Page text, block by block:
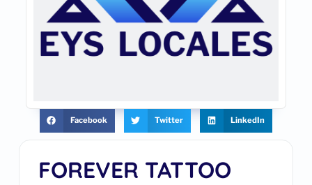
FOREVER TATTOO
Facebook Twitter LinkedIn